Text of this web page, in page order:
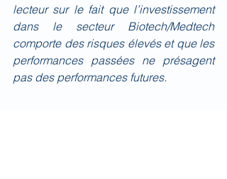
lecteur sur le fait que l’investissement
dans le secteur Biotech/Medtech
comporte des risques élevés et que les
performances passées ne présagent
pas des performances futures.